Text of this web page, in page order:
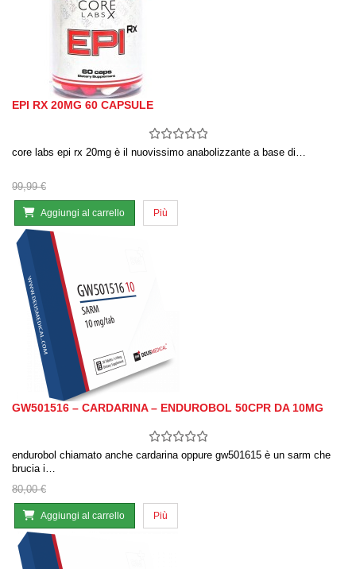
EPI RX 20MG 60 CAPSULE
core labs epi rx 20mg è il nuovissimo anabolizzante a base di…
99,99 €
Aggiungi al carrello Più
GW501516 – CARDARINA – ENDUROBOL 50CPR DA 10MG
endurobol chiamato anche cardarina oppure gw501615 è un sarm che
brucia i…
80,00 €
Aggiungi al carrello Più